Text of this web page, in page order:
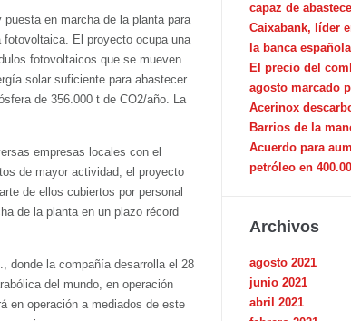
en marcha de la planta para
fotovoltaica. El proyecto ocupa una
fotovoltaicos que se mueven
solar suficiente para abastecer
de 356.000 t de CO2/año. La
empresas locales con el
de mayor actividad, el proyecto
de ellos cubiertos por personal
de la planta en un plazo récord
donde la compañía desarrolla el 28
del mundo, en operación
en operación a mediados de este
capaz de
Caixabank, líder
la banca
El precio del
agosto marcado
Acerinox
Barrios de la
Acuerdo para
petróleo en
Archivos
agosto 2021
junio 2021
abril 2021